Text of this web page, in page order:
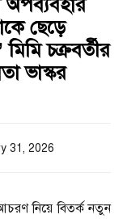
অপব্যবহার
ছেড়ে
চক্রবর্তীর
ভাস্কর
31, 2026
নিয়ে বিতর্ক নতুন